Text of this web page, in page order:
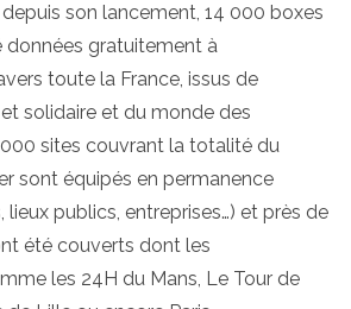
son lancement, 14 000 boxes
gratuitement à
toute la France, issus de
solidaire et du monde des
sites couvrant la totalité du
sont équipés en permanence
lieux publics, entreprises…) et près de
été couverts dont les
les 24H du Mans, Le Tour de